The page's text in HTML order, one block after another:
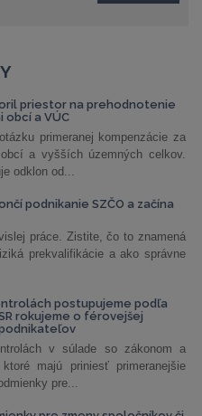
priestor na prehodnotenie
obcí a VÚC
primeranej kompenzácie za
a vyšších územných celkov.
odklon od...
podnikanie SZČO a začína
práce. Zistite, čo to znamená
prekvalifikácie a ako správne
postupujeme podľa
rokujeme o férovejšej
v súlade so zákonom a
majú priniesť primeranejšie
pre...